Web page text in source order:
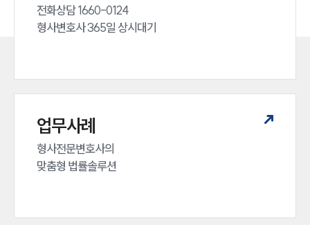
전화상담 1660-0124
형사변호사 365일 상시대기
업무사례
형사전문변호사의
맞춤형 법률솔루션